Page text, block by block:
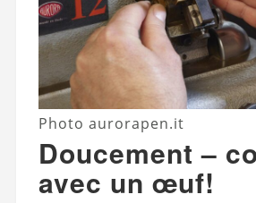
Photo aurorapen.it
Doucement –
avec un œuf!